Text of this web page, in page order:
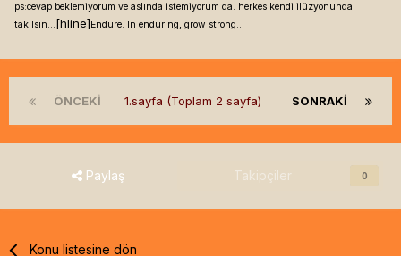
ps:cevap beklemiyorum ve aslında istemiyorum da. herkes kendi ilüzyonunda
takılsın...[hline] Endure. In enduring, grow strong...
ÖNCEKI SONRAKI
1.sayfa (Toplam 2 sayfa)
Paylaş Takipçiler 0
Konu listesine dön